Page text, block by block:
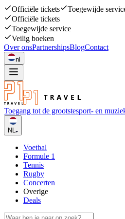
Officiële tickets Toegewijde
Officiële tickets
Toegewijde service
Veilig boeken
Over onsPartnershipsBlogContact
nl
Toegang tot de grootstesport- en
NL
Voetbal
Formule 1
Tennis
Rugby
Concerten
Overige
Deals